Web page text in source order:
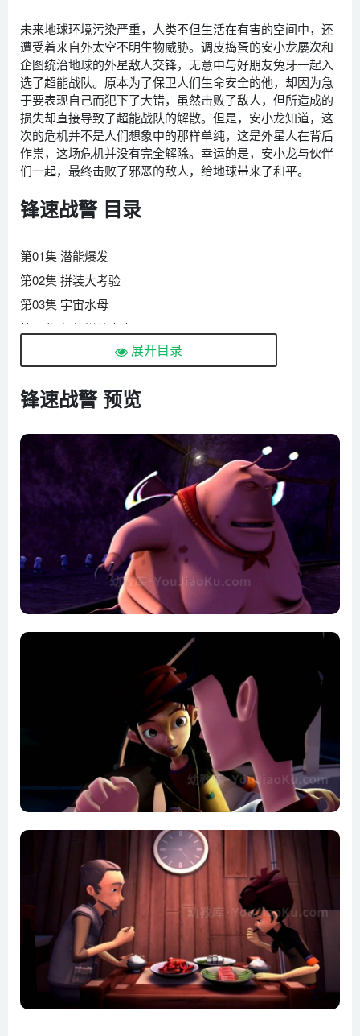
未来地球环境污染严重，人类不但生活在有害的空间中，还
遭受着来自外太空不明生物威胁。调皮捣蛋的安小龙屡次和
企图统治地球的外星敌人交锋，无意中与好朋友兔牙一起入
选了超能战队。原本为了保卫人们生命安全的他，却因为急
于要表现自己而犯下了大错，虽然击败了敌人，但所造成的
损失却直接导致了超能战队的解散。但是，安小龙知道，这
次的危机并不是人们想象中的那样单纯，这是外星人在背后
作祟，这场危机并没有完全解除。幸运的是，安小龙与伙伴
们一起，最终击败了邪恶的敌人，给地球带来了和平。
锋速战警 目录
第01集 潜能爆发
第02集 拼装大考验
第03集 宇宙水母
第04集 超级拼装大赛
第07集 意外的奖品
第09集 卷土重来
第10集 战队特训
第11集 钢铁怪物
第12集 大失误
第14集 功夫爷爷
第15集 小龙的潜能
第16集 黑夜流星侠
第17集 拼装帝国
第23集 最强的敌人
第24集 恶魔进化
第25集 魔神复活
第26集 终极对决
展开目录
锋速战警 预览